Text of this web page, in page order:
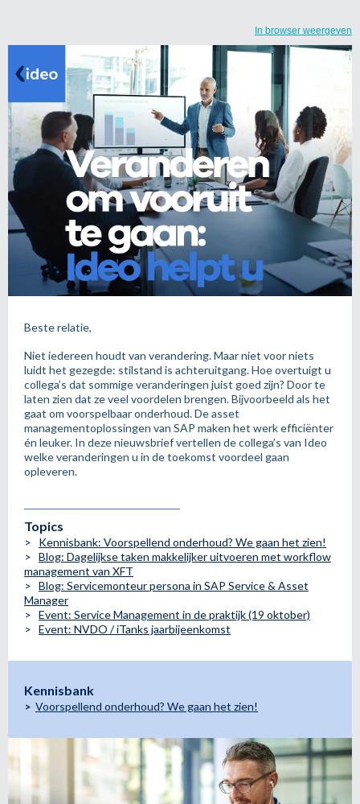
In browser weergeven
Beste relatie,
Niet iedereen houdt van verandering. Maar niet voor niets
luidt het gezegde: stilstand is achteruitgang. Hoe overtuigt u
collega’s dat sommige veranderingen juist goed zijn? Door te
laten zien dat ze veel voordelen brengen. Bijvoorbeeld als het
gaat om voorspelbaar onderhoud. De asset
managementoplossingen van SAP maken het werk efficiënter
én leuker. In deze nieuwsbrief vertellen de collega’s van Ideo
welke veranderingen u in de toekomst voordeel gaan
opleveren.
Topics
> Kennisbank: Voorspellend onderhoud? We gaan het zien!
> Blog: Dagelijkse taken makkelijker uitvoeren met workflow
management van XFT
> Blog: Servicemonteur persona in SAP Service & Asset
Manager
> Event: Service Management in de praktijk (19 oktober)
> Event: NVDO / iTanks jaarbijeenkomst
Kennisbank
> Voorspellend onderhoud? We gaan het zien!